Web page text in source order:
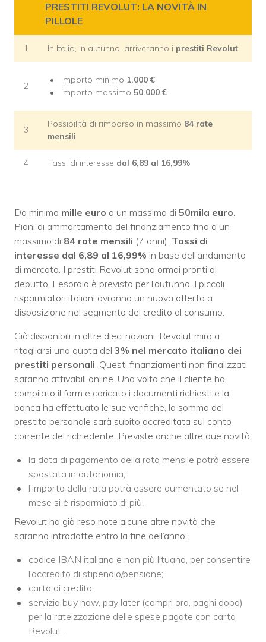
PRESTITI REVOLUT: LA NOVITÀ IN
PILLOLE
1 In Italia, in autunno, arriveranno i prestiti Revolut
2
Importo minimo 1.000 €
Importo massimo 50.000 €
3
Possibilità di rimborso in massimo 84 rate
mensili
4 Tassi di interesse dal 6,89 al 16,99%
Da minimo mille euro a un massimo di 50mila euro.
Piani di ammortamento del finanziamento fino a un
massimo di 84 rate mensili (7 anni). Tassi di
interesse dal 6,89 al 16,99% in base dell’andamento
di mercato. I prestiti Revolut sono ormai pronti al
debutto. L’esordio è previsto per l’autunno. I piccoli
risparmiatori italiani avranno un nuova offerta a
disposizione nel segmento del credito al consumo.
Già disponibili in altre dieci nazioni, Revolut mira a
ritagliarsi una quota del 3% nel mercato italiano dei
prestiti personali. Questi finanziamenti non finalizzati
saranno attivabili online. Una volta che il cliente ha
compilato il form e caricato i documenti richiesti e la
banca ha effettuato le sue verifiche, la somma del
prestito personale sarà subito accreditata sul conto
corrente del richiedente. Previste anche altre due novità:
la data di pagamento della rata mensile potrà essere
spostata in autonomia;
l’importo della rata potrà essere aumentato se nel
mese si è risparmiato di più.
Revolut ha già reso note alcune altre novità che
saranno introdotte entro la fine dell’anno:
codice IBAN italiano e non più lituano, per consentire
l’accredito di stipendio/pensione;
carta di credito;
servizio buy now, pay later (compri ora, paghi dopo)
per la rateizzazione delle spese pagate con carta
Revolut.